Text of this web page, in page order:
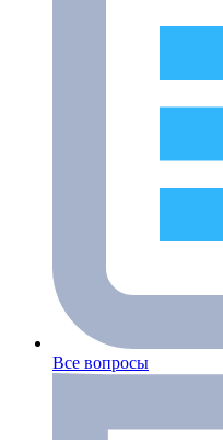
Все вопросы